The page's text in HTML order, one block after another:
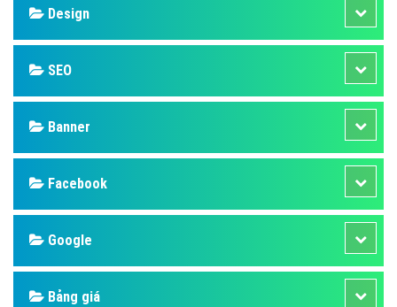
Design
SEO
Banner
Facebook
Google
Bảng giá